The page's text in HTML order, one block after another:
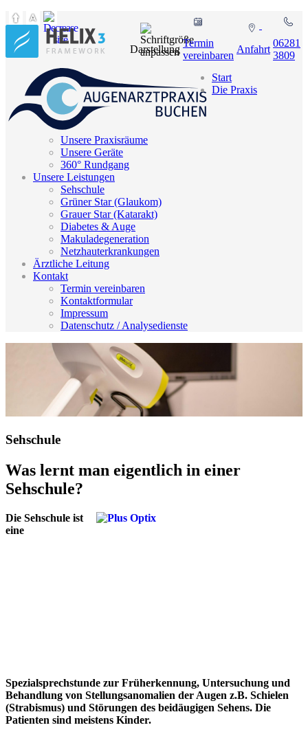
Darstellung
Termin
vereinbaren
Anfahrt
06281
3809
Start
Die Praxis
Unsere Praxisräume
Unsere Geräte
360° Rundgang
Unsere Leistungen
Sehschule
Grüner Star (Glaukom)
Grauer Star (Katarakt)
Diabetes & Auge
Makuladegeneration
Netzhauterkrankungen
Ärztliche Leitung
Kontakt
Termin vereinbaren
Kontaktformular
Impressum
Datenschutz / Analysedienste
Sehschule
Was lernt man eigentlich in einer
Sehschule?
Die Sehschule ist
eine
Spezialsprechstunde zur Früherkennung, Untersuchung und
Behandlung von Stellungsanomalien der Augen z.B. Schielen
(Strabismus) und Störungen des beidäugigen Sehens. Die
Patienten sind meistens Kinder.